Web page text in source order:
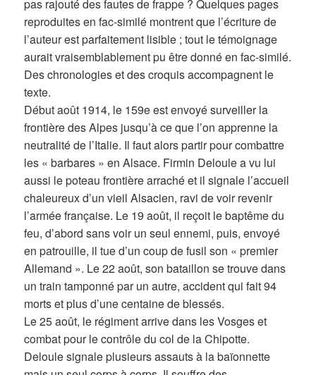
pas rajouté des fautes de frappe ? Quelques pages
reproduites en fac-similé montrent que l’écriture de
l’auteur est parfaitement lisible ; tout le témoignage
aurait vraisemblablement pu être donné en fac-similé.
Des chronologies et des croquis accompagnent le
texte.
Début août 1914, le 159e est envoyé surveiller la
frontière des Alpes jusqu’à ce que l’on apprenne la
neutralité de l’Italie. Il faut alors partir pour combattre
les « barbares » en Alsace. Firmin Deloule a vu lui
aussi le poteau frontière arraché et il signale l’accueil
chaleureux d’un vieil Alsacien, ravi de voir revenir
l’armée française. Le 19 août, il reçoit le baptême du
feu, d’abord sans voir un seul ennemi, puis, envoyé
en patrouille, il tue d’un coup de fusil son « premier
Allemand ». Le 22 août, son bataillon se trouve dans
un train tamponné par un autre, accident qui fait 94
morts et plus d’une centaine de blessés.
Le 25 août, le régiment arrive dans les Vosges et
combat pour le contrôle du col de la Chipotte.
Deloule signale plusieurs assauts à la baïonnette